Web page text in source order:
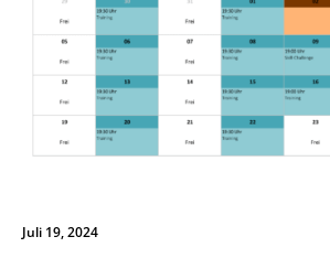
Juli 19, 2024